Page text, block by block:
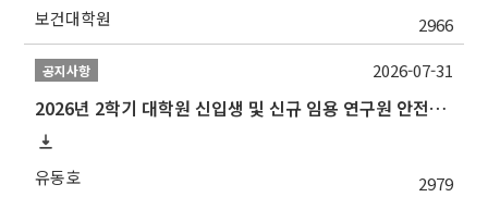
보건대학원 2966
공지사항
2026년 2학기 대학원 신입생 및 신규 임용 연구원 안전환경교육(신규교육) 실시 안내
유동호 2979
2026-07-31